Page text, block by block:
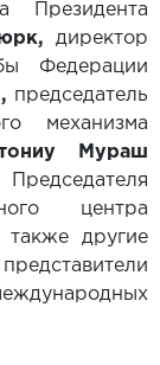
Президента
директор
Федерации
председатель
механизма
Мураш
центра
также другие